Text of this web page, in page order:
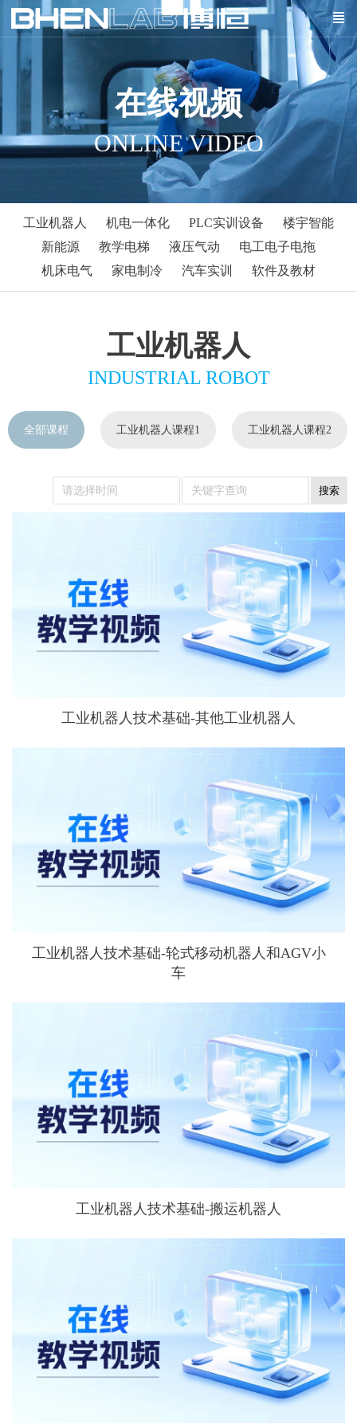
在线视频
ONLINE VIDEO
工业机器人 机电一体化 PLC实训设备
楼宇智能
新能源
教学电梯 液压气动
电工电子电拖
机床电气
家电制冷 汽车实训 软件及教材
工业机器人
INDUSTRIAL ROBOT
全部课程 工业机器人课程1 工业机器人课程2
搜索
工业机器人技术基础-其他工业机器人
工业机器人技术基础-轮式移动机器人和AGV小
车
工业机器人技术基础-搬运机器人